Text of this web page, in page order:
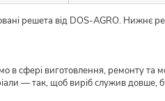
решета від DOS-AGRO. Нижнє
в сфері виготовлення, ремонту та
— так, щоб виріб служив